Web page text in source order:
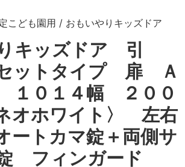
こども園用 / おもいやりキッズドア
キッズドア 引
ットタイプ 扉 Ａ
１０１４幅 ２００
オホワイト〉 左右
トカマ錠＋両側サ
フィンガード